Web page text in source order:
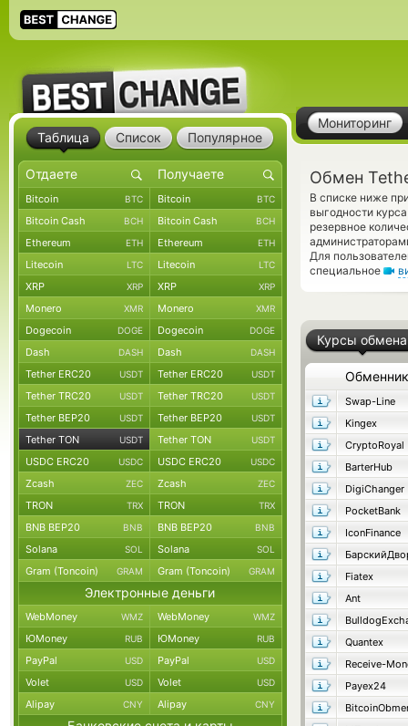
Мониторинг
Обмен
В списке ниже
выгодности
резервное
Для
специальное
Курсы обмена
Обменник
Swap-Line
Kingex
CryptoRoyal
BarterHub
DigiChanger
PocketBank
IconFinance
Fiatex
Ant
Quantex
Receive-
Payex24
Таблица Список Популярное
Bitcoin BTC Bitcoin BTC
Bitcoin Cash BCH Bitcoin Cash BCH
Ethereum ETH Ethereum ETH
Litecoin LTC Litecoin LTC
XRP XRP XRP XRP
Monero XMR Monero XMR
Dogecoin DOGE Dogecoin DOGE
Dash DASH Dash DASH
Tether ERC20 USDT Tether ERC20 USDT
Tether TRC20 USDT Tether TRC20 USDT
Tether BEP20 USDT Tether BEP20 USDT
Tether TON USDT Tether TON USDT
USDC ERC20 USDC USDC ERC20 USDC
Zcash ZEC Zcash ZEC
TRON TRX TRON TRX
BNB BEP20 BNB BNB BEP20 BNB
Solana SOL Solana SOL
Gram (Toncoin) GRAM Gram (Toncoin) GRAM
Электронные деньги
WebMoney WMZ WebMoney WMZ
ЮMoney RUB ЮMoney RUB
PayPal USD PayPal USD
Volet USD Volet USD
Alipay CNY Alipay CNY